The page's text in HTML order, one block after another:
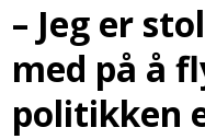
– Jeg er
med på å
politikken